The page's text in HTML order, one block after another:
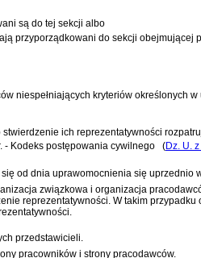
są do tej sekcji albo
przyporządkowani do sekcji obejmującej
niespełniających kryteriów określonych
ich reprezentatywności
- Kodeks postępowania cywilnego (Dz. U.
od dnia uprawomocnienia się uprzednio
związkowa i organizacja
reprezentatywności. W takim
przedstawicieli.
pracowników i strony pracodawców.